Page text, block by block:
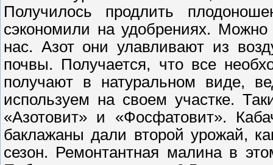
Получилось продлить
сэкономили на удобрениях. Можно
нас. Азот они улавливают из
почвы. Получается, что все
получают в натуральном виде,
используем на своем участке.
«Азотовит» и «Фосфатовит».
баклажаны дали второй урожай,
сезон. Ремонтантная малина в